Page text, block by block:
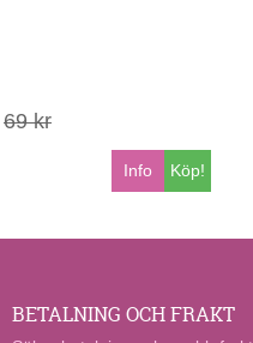
69 kr
Köp!
Info
BETALNING OCH FRAKT